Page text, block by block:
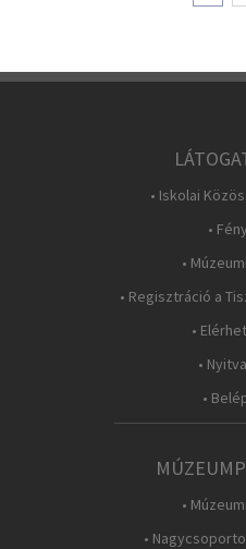
• Iskolai
•
•
• Regisztráció a
•
•
•
•
•